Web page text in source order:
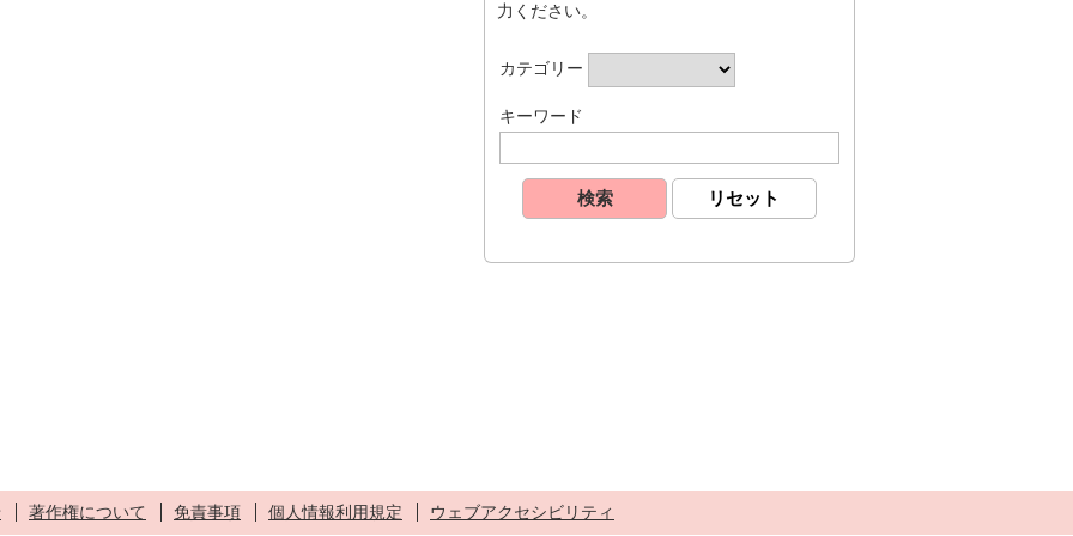
力ください。
カテゴリー
キーワード
著作権について 免責事項 個人情報利用規定 ウェブアクセシビリティ